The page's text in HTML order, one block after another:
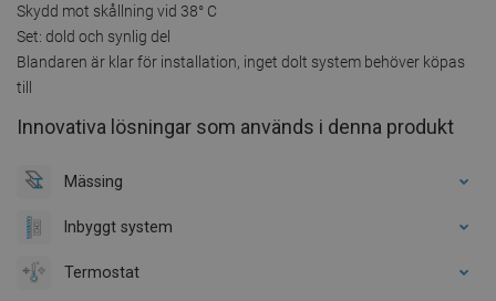
Skydd mot skållning vid 38° C
Set: dold och synlig del
Blandaren är klar för installation, inget dolt system behöver köpas
till
Innovativa lösningar som används i denna produkt
Mässing
Inbyggt system
Termostat